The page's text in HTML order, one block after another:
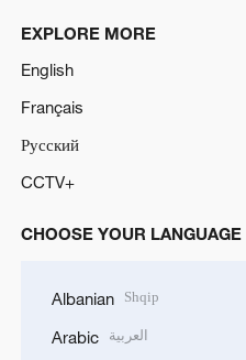
EXPLORE MORE
English
Français
Русский
CCTV+
CHOOSE YOUR LANGUAGE
Albanian Shqip
Arabic العربية